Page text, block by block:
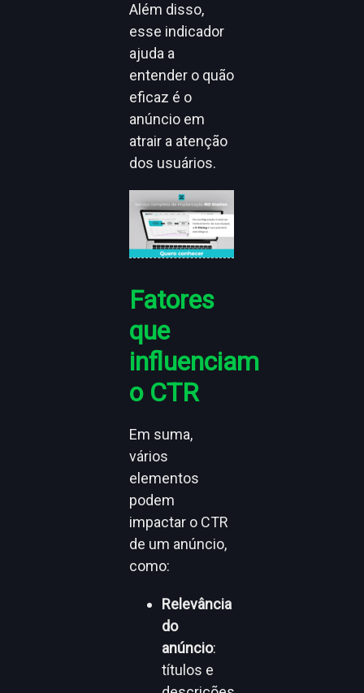
Além disso,
esse indicador
ajuda a
entender o quão
eficaz é o
anúncio em
atrair a atenção
dos usuários.
Fatores
que
influenciam
o CTR
Em suma,
vários
elementos
podem
impactar o CTR
de um anúncio,
como:
Relevância
do
anúncio:
títulos e